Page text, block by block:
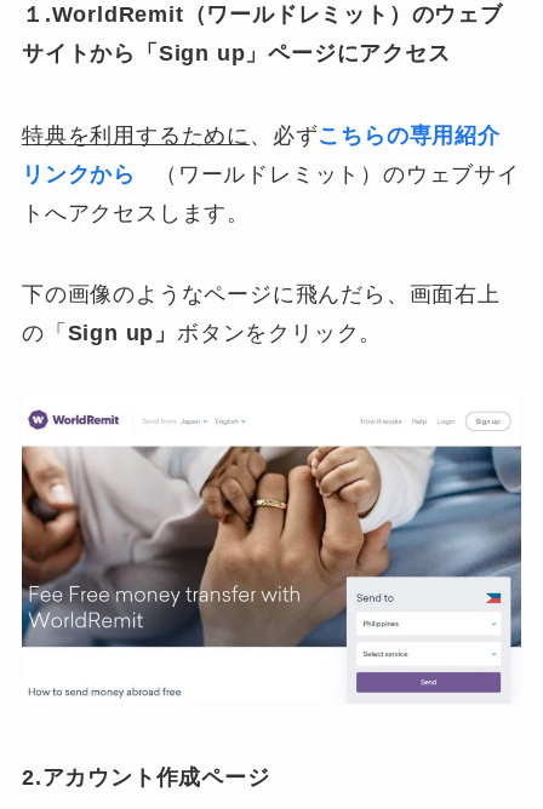
１.WorldRemit（ワールドレミット）のウェブ
サイトから「Sign up」ページにアクセス
特典を利用するために 、必ずこちらの専用紹介
リンクから
（ワールドレミット）のウェブサイ
トへアクセスします。
下の画像のようなページに飛んだら、画面右上
の「 Sign up」 ボタンをクリック。
2.アカウント作成ページ